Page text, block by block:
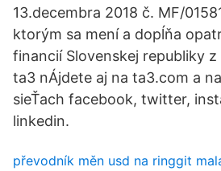
13.decembra 2018 č. MF/
ktorým sa mení a dopĺňa
financií Slovenskej republiky
ta3 nÁjdete aj na ta3.com a
sieŤach facebook, twitter,
linkedin.
převodník měn usd na ringgit